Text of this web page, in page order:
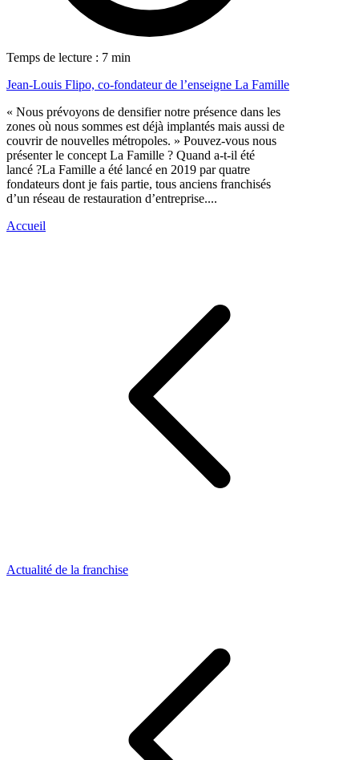
Temps de lecture : 7 min
Jean-Louis Flipo, co-fondateur de l’enseigne La Famille
« Nous prévoyons de densifier notre présence dans les
zones où nous sommes est déjà implantés mais aussi de
couvrir de nouvelles métropoles. » Pouvez-vous nous
présenter le concept La Famille ? Quand a-t-il été
lancé ?La Famille a été lancé en 2019 par quatre
fondateurs dont je fais partie, tous anciens franchisés
d’un réseau de restauration d’entreprise....
Accueil
Actualité de la franchise